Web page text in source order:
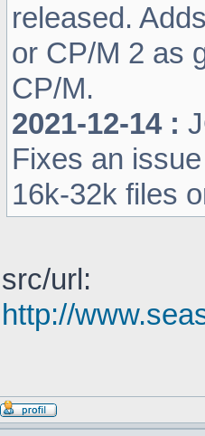
released.
or CP/M 2 as
CP/M.
2021-12-14 :
Fixes an
16k-32k files
src/url:
http://